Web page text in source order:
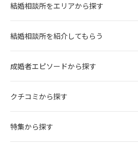
結婚相談所をエリアから探す
結婚相談所を紹介してもらう
成婚者エピソードから探す
クチコミから探す
特集から探す